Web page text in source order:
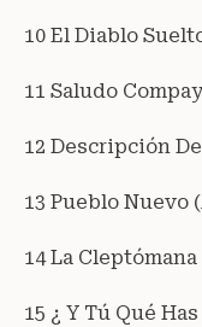
10 El Diablo
11 Saludo
12 Descripción
13 Pueblo Nuevo
14 La Cleptómana
15 ¿ Y Tú Qué